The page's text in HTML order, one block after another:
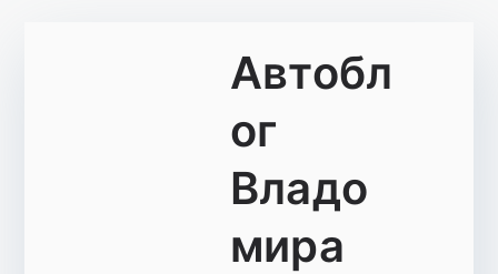
Автобл
ог
Владо
мира